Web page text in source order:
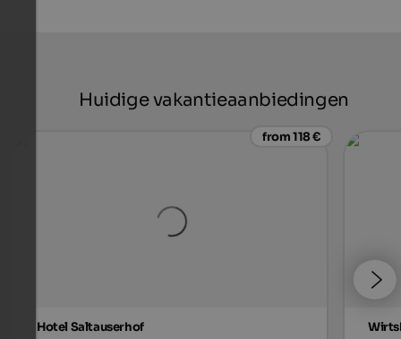
Huidige vakantieaanbiedingen
from 118 €
Hotel Saltauserhof